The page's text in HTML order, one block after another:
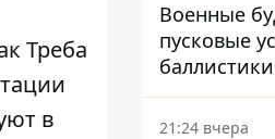
Треба
в
Военные
пусковые
21:24 вчера